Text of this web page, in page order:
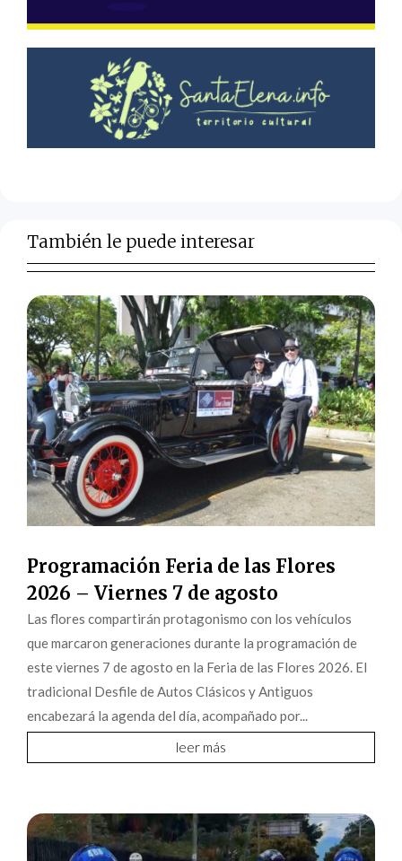
También le puede interesar
Programación Feria de las Flores
2026 – Viernes 7 de agosto
Las flores compartirán protagonismo con los vehículos
que marcaron generaciones durante la programación de
este viernes 7 de agosto en la Feria de las Flores 2026. El
tradicional Desfile de Autos Clásicos y Antiguos
encabezará la agenda del día, acompañado por...
leer más